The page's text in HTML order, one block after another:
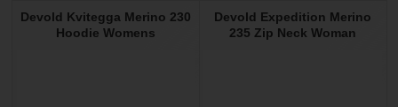
Devold Kvitegga Merino 230
Hoodie Womens
Devold Expedition Merino
235 Zip Neck Woman